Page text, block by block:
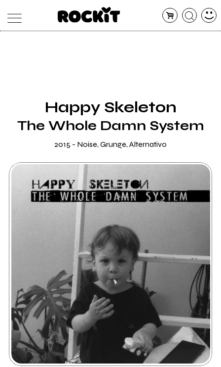
SHOP
RADIO
Happy Skeleton
The Whole Damn System
2015 - Noise, Grunge, Alternativo